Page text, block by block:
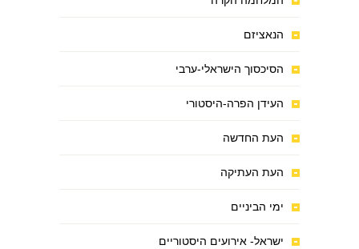
הנאציזם
הסיכסוך הישראלי-ערבי
העידן הפרה-היסטורי
העת החדשה
העת העתיקה
ימי הביניים
ישראל- אירועים היסטוריים